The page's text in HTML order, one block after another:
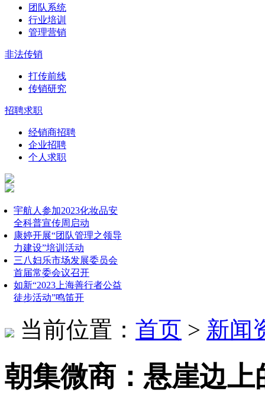
团队系统
行业培训
管理营销
非法传销
打传前线
传销研究
招聘求职
经销商招聘
企业招聘
个人求职
宇航人参加2023化妆品安
全科普宣传周启动
康婷开展“团队管理之领导
力建设”培训活动
三八妇乐市场发展委员会
首届常委会议召开
如新“2023上海善行者公益
徒步活动”鸣笛开
当前位置： 首页 > 新闻
朝集微商：悬崖边上